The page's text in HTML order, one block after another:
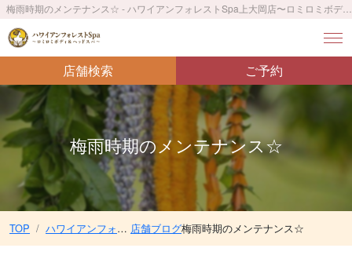
店舗検索 ご予約
梅雨時期のメンテナンス☆
TOP ハワイアンフォレストSpa上大岡店〜ロミロミボディ＆ヘッドスパ〜／上大岡駅 徒歩5分 店舗ブログ梅雨時期のメンテナンス☆